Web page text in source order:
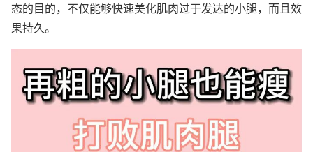
态的目的，不仅能够快速美化肌肉过于发达的小腿，而且效
果持久。